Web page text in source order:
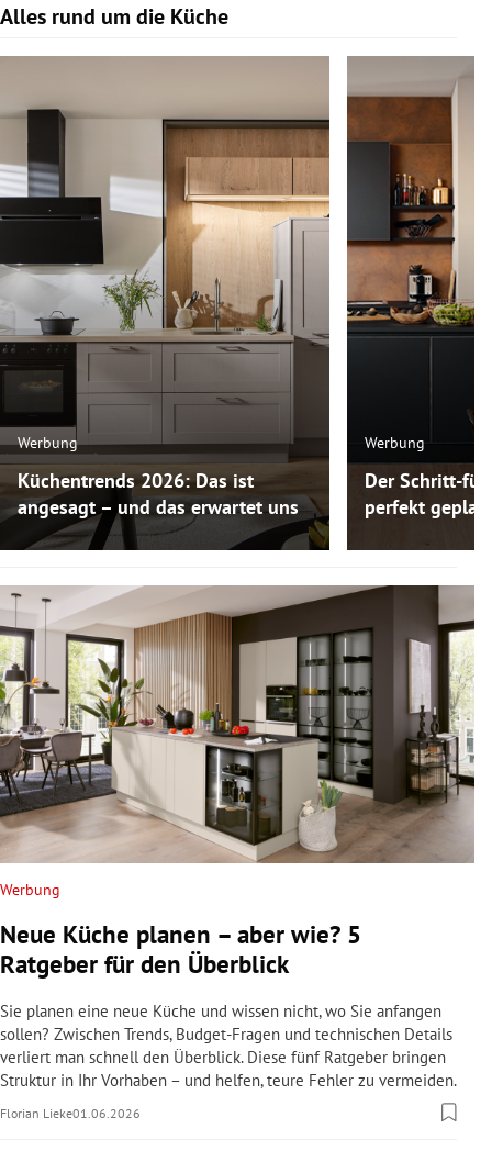
Alles rund um die Küche
Slide 1 von 17
Werbung
Küchentrends 2026: Das ist
angesagt – und das erwartet uns
Werbung
Der Schritt-
perfekt
Werbung
Neue Küche planen – aber wie? 5
Ratgeber für den Überblick
Sie planen eine neue Küche und wissen nicht, wo Sie anfangen
sollen? Zwischen Trends, Budget-Fragen und technischen Details
verliert man schnell den Überblick. Diese fünf Ratgeber bringen
Struktur in Ihr Vorhaben – und helfen, teure Fehler zu vermeiden.
Florian Lieke01.06.2026